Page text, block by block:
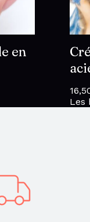
en
Les